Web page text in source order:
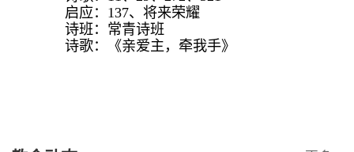
启应：137、将来荣耀
诗班：常青诗班
诗歌：《亲爱主，牵我手》